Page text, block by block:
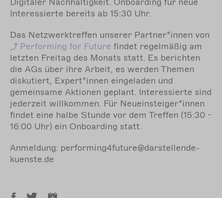
Interessierte bereits ab 15:30 Uhr.
Das Netzwerktreffen unserer Partner*innen von
Performing for Future findet regelmäßig am
letzten Freitag des Monats statt. Es berichten
die AGs über ihre Arbeit, es werden Themen
diskutiert, Expert*innen eingeladen und
gemeinsame Aktionen geplant. Interessierte sind
jederzeit willkommen. Für Neueinsteiger*innen
findet eine halbe Stunde vor dem Treffen (15:30 -
16:00 Uhr) ein Onboarding statt.
Anmeldung: performing4future@darstellende-
kuenste.de